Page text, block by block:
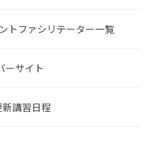
トファシリテーター一覧
ーサイト
講習日程